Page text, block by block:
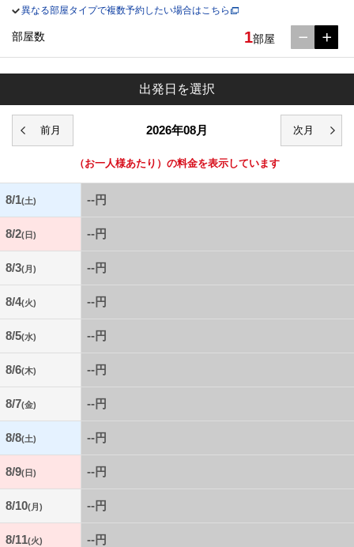
異なる部屋タイプで複数予約したい場合はこちら
部屋数 1部屋
出発日を選択
2026年08月
（お一人様あたり）の料金を表示しています
8/1(土) --円
8/2(日) --円
8/3(月) --円
8/4(火) --円
8/5(水) --円
8/6(木) --円
8/7(金) --円
8/8(土) --円
8/9(日) --円
8/10(月) --円
8/11(火) --円